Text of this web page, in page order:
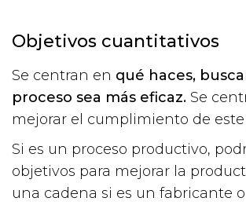
Objetivos cuantitativos
Se centran en qué haces,
proceso sea más eficaz. Se
mejorar el cumplimiento de este
Si es un proceso productivo,
objetivos para mejorar la
una cadena si es un fabricante o